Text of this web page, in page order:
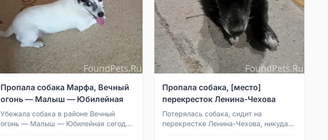
Пропала собака Марфа, Вечный
огонь — Малыш — Юбилейная
Убежала собака в районе Вечный
огонь — Малыш — Юбилейная сегодня
Пропала собака, [место]
перекресток Ленина-Чехова
Потерялась собака, сидит на
перекрестке Ленина-Чехова, никуда